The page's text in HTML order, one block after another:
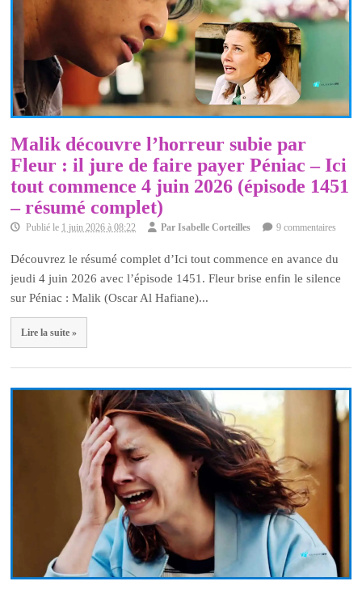
Malik découvre l’horreur subie par
Fleur : il jure de faire payer Péniac – Ici
tout commence 4 juin 2026 (épisode 1451
– résumé complet)
Publié le 1 juin 2026 à 08:22 ParIsabelle Corteilles 9 commentaires
Découvrez le résumé complet d’Ici tout commence en avance du
jeudi 4 juin 2026 avec l’épisode 1451. Fleur brise enfin le silence
sur Péniac : Malik (Oscar Al Hafiane)...
Lire la suite »